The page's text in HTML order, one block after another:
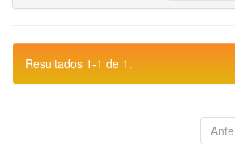
Resultados 1-1 de 1.